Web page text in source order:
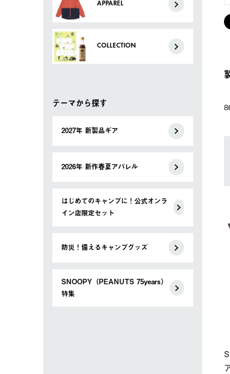
APPAREL
COLLECTION
テーマから探す
2027年 新製品ギア
2026年 新作春夏アパレル
はじめてのキャンプに！公式オンラ
イン店限定セット
防災！備えるキャンプグッズ
SNOOPY（PEANUTS 75years）
特集